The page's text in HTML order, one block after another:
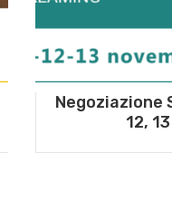
Negoziazione
12,